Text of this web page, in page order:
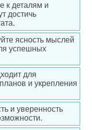
к деталям и
достичь
ясность мыслей
успешных
для
и укрепления
и уверенность